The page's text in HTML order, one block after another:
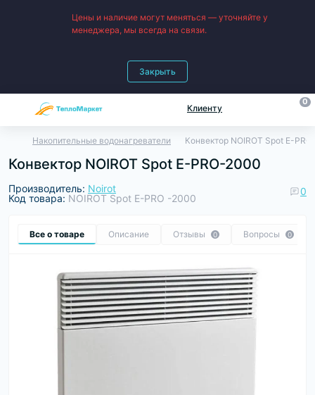
Цены и наличие могут меняться — уточняйте у
менеджера, мы всегда на связи.
Закрыть
Клиенту
0
Накопительные водонагреватели Конвектор NOIROT Spot E-
Конвектор NOIROT Spot E-PRO-2000
Производитель: Noirot
Код товара: NOIROT Spot E-PRO -2000
0
Все о товаре Описание Отзывы 0 Вопросы 0